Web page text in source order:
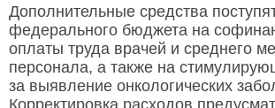
Дополнительные средства
федерального бюджета на
оплаты труда врачей и среднего
персонала, а также на
за выявление онкологических
Корректировка расходов